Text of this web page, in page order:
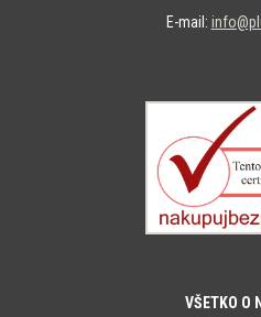
E-mail:
VŠETKO O